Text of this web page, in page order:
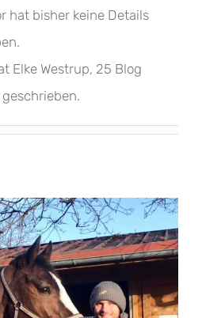
hat bisher keine Details
Elke Westrup, 25 Blog